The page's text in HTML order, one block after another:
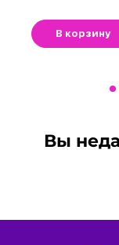
В корзину
Вы